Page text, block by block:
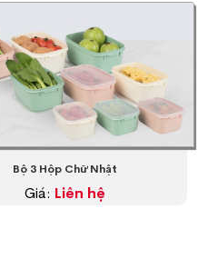
Bộ 3 Hộp Chữ Nhật
Giá: Liên hệ